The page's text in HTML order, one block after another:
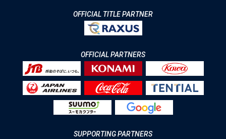
OFFICIAL TITLE PARTNER
OFFICIAL PARTNERS
SUPPORTING PARTNERS